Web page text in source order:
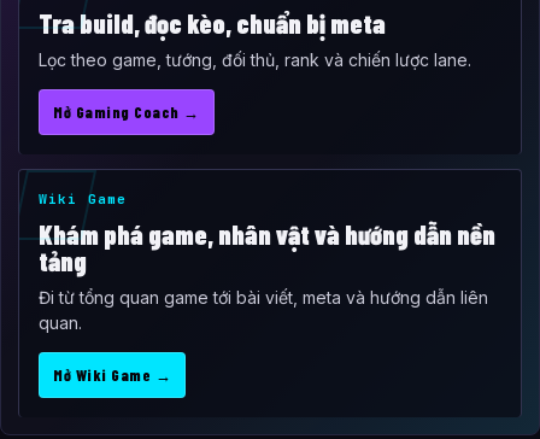
Tra build, đọc kèo, chuẩn bị meta
Lọc theo game, tướng, đối thủ, rank và chiến lược lane.
Mở Gaming Coach →
Wiki Game
Khám phá game, nhân vật và hướng dẫn nền
tảng
Đi từ tổng quan game tới bài viết, meta và hướng dẫn liên
quan.
Mở Wiki Game →